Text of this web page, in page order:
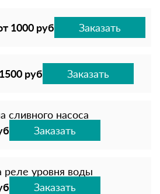
1000 руб Заказать
руб Заказать
сливного насоса
Заказать
реле уровня воды
Заказать